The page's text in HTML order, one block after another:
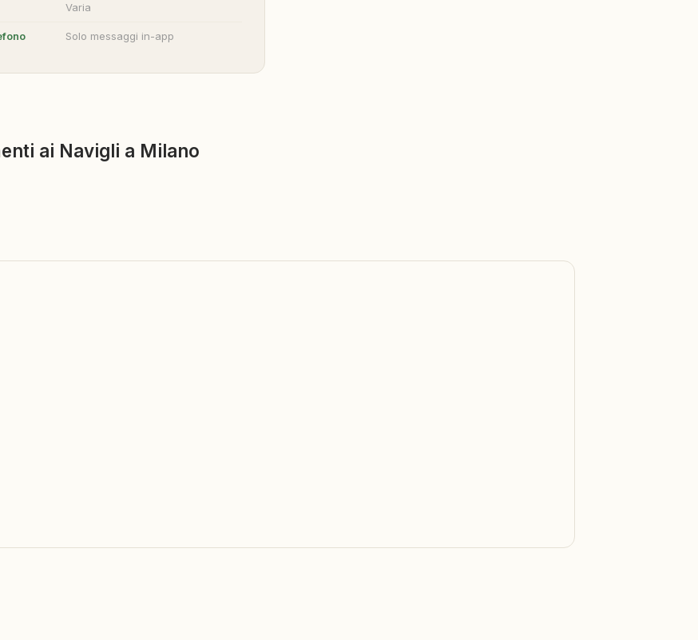
Varia
Solo messaggi in-app
ai Navigli a Milano